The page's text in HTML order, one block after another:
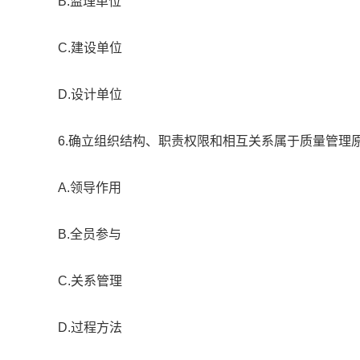
C.建设单位
D.设计单位
6.确立组织结构、职责权限和相互关系属于质量管理
A.领导作用
B.全员参与
C.关系管理
D.过程方法